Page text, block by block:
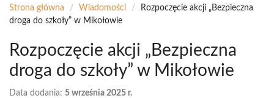
Strona główna / Wiadomości /
Rozpoczęcie akcji „Bezpieczna
droga do szkoły” w Mikołowie
Rozpoczęcie akcji „Bezpieczna
droga do szkoły” w Mikołowie
Data dodania: 5 września 2025 r.